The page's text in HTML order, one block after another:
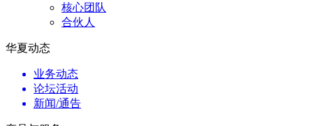
核心团队
合伙人
华夏动态
业务动态
论坛活动
新闻/通告